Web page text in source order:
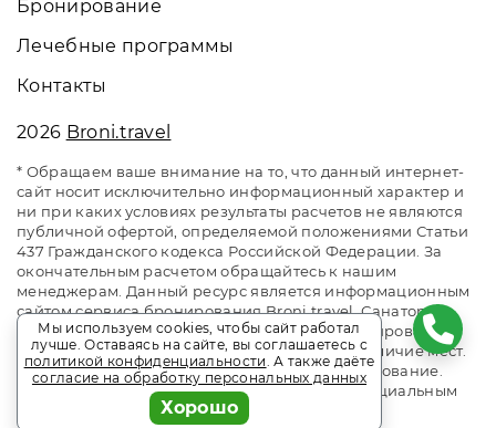
Бронирование
Лечебные программы
Контакты
2026 Broni.travel
* Обращаем ваше внимание на то, что данный интернет-
сайт носит исключительно информационный характер и
ни при каких условиях результаты расчетов не являются
публичной офертой, определяемой положениями Статьи
437 Гражданского кодекса Российской Федерации. За
окончательным расчетом обращайтесь к нашим
менеджерам. Данный ресурс является информационным
сайтом сервиса бронирования Broni.travel. Санаторий
«им. Горького» Кисловодск. Сайт онлайн бронирования
номеров. Актуальные цены, прайс-листы и наличие мест.
Акции и спецпредложения. Выгодное бронирование.
Индивидуальный менеджер. Не является официальным
сайтом объекта размещения.
Мы используем cookies, чтобы сайт работал
лучше. Оставаясь на сайте, вы соглашаетесь с
политикой конфиденциальности. А также даёте
согласие на обработку персональных данных
Хорошо